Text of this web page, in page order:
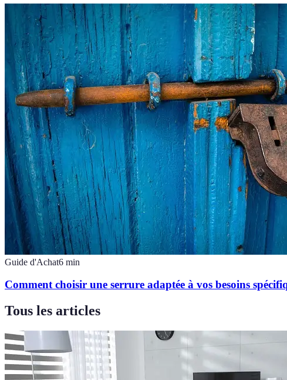
Guide d'Achat6 min
Comment choisir une serrure adaptée à vos besoins
Tous les articles